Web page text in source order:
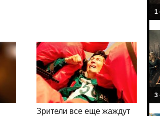
Зрители все еще жаждут
1
3